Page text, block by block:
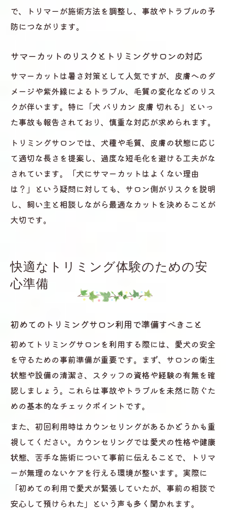
で、トリマーが施術方法を調整し、事故やトラブルの予
防につながります。
サマーカットのリスクとトリミングサロンの対応
サマーカットは暑さ対策として人気ですが、皮膚へのダ
メージや紫外線によるトラブル、毛質の変化などのリス
クが伴います。特に「犬 バリカン 皮膚 切れる」といっ
た事故も報告されており、慎重な対応が求められます。
トリミングサロンでは、犬種や毛質、皮膚の状態に応じ
て適切な長さを提案し、過度な短毛化を避ける工夫がな
されています。「犬にサマーカットはよくない理由
は？」という疑問に対しても、サロン側がリスクを説明
し、飼い主と相談しながら最適なカットを決めることが
大切です。
快適なトリミング体験のための安
心準備
初めてのトリミングサロン利用で準備すべきこと
初めてトリミングサロンを利用する際には、愛犬の安全
を守るための事前準備が重要です。まず、サロンの衛生
状態や設備の清潔さ、スタッフの資格や経験の有無を確
認しましょう。これらは事故やトラブルを未然に防ぐた
めの基本的なチェックポイントです。
また、初回利用時はカウンセリングがあるかどうかも重
視してください。カウンセリングでは愛犬の性格や健康
状態、苦手な施術について事前に伝えることで、トリマ
ーが無理のないケアを行える環境が整います。実際に
「初めての利用で愛犬が緊張していたが、事前の相談で
安心して預けられた」という声も多く聞かれます。